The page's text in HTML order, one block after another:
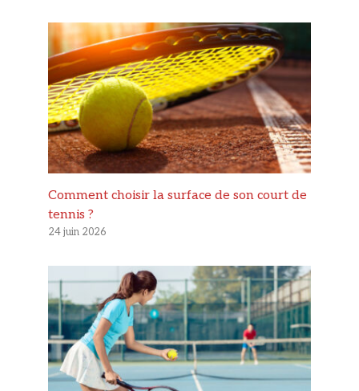
Comment choisir la surface de son court de
tennis ?
24 juin 2026